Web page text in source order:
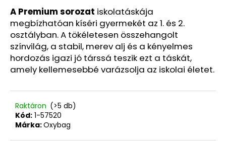
csillag.
A Premium sorozat iskolatáskája
megbízhatóan kíséri gyermekét az 1. és 2.
osztályban. A tökéletesen összehangolt
színvilág, a stabil, merev alj és a kényelmes
hordozás igazi jó társsá teszik ezt a táskát,
amely kellemesebbé varázsolja az iskolai életet.
Raktáron (>5 db)
Kód: 1-57520
Márka:Oxybag
u
k
3
RÉSZES
SZETT
OXY
BUNNY
26
490
Ft